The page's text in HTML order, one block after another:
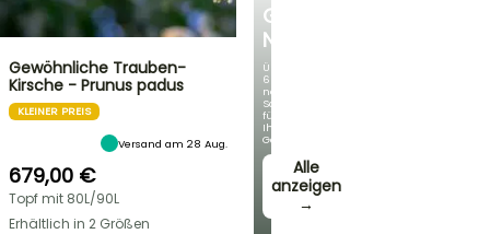
GERMANICA
NEUHEITEN
Über
60
neue
Sorten
für
Ihren
Garten!
Alle
anzeigen
→
Gewöhnliche Trauben-
Kirsche - Prunus padus
KLEINER PREIS
Versand am 28 Aug.
679,00 €
Topf mit 80L/90L
Erhältlich in 2 Größen